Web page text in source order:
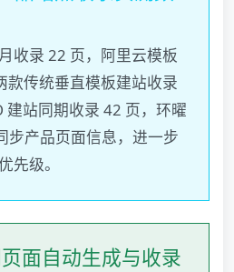
收录 22 页，阿里云模板
款传统垂直模板建站收录
建站同期收录 42 页，环曜
步产品页面信息，进一步
先级。
面自动生成与收录